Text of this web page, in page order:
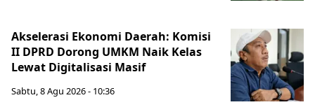
Akselerasi Ekonomi Daerah: Komisi
II DPRD Dorong UMKM Naik Kelas
Lewat Digitalisasi Masif
Sabtu, 8 Agu 2026 - 10:36